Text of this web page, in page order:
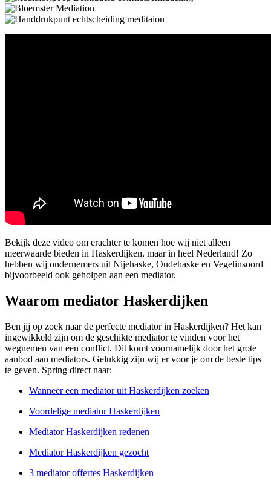
Bekijk deze video om erachter te komen hoe wij niet alleen
meerwaarde bieden in Haskerdijken, maar in heel Nederland! Zo
hebben wij ondernemers uit Nijehaske, Oudehaske en Vegelinsoord
bijvoorbeeld ook geholpen aan een mediator.
Waarom mediator Haskerdijken
Ben jij op zoek naar de perfecte mediator in Haskerdijken? Het kan
ingewikkeld zijn om de geschikte mediator te vinden voor het
wegnemen van een conflict. Dit komt voornamelijk door het grote
aanbod aan mediators. Gelukkig zijn wij er voor je om de beste tips
te geven. Spring direct naar:
Wanneer een mediator uit Haskerdijken zoeken
Voordelige mediator Haskerdijken
Mediator Haskerdijken redenen
Mediator Haskerdijken gezocht
3 mediator offertes Haskerdijken